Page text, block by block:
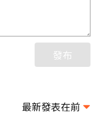
發布
最新發表在前